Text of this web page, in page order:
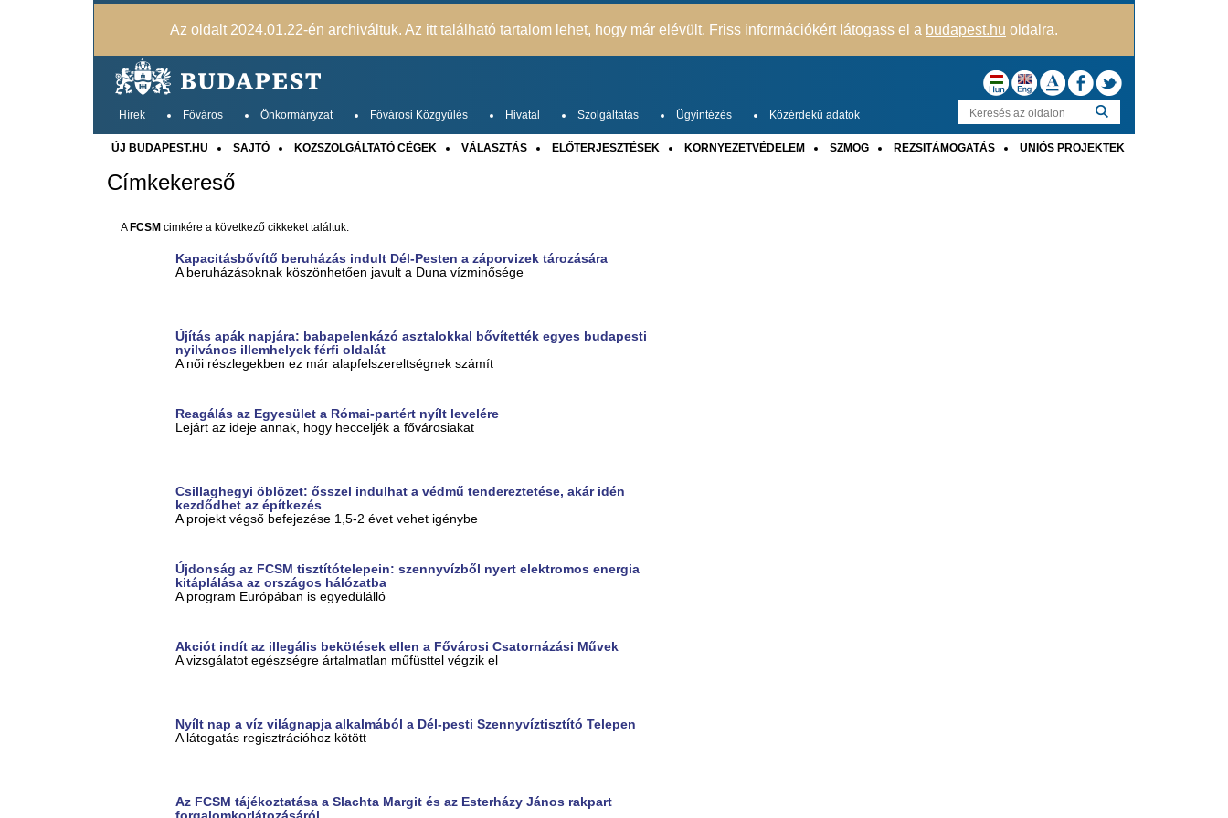
Az oldalt 2024.01.22-én archiváltuk. Az itt található tartalom lehet, hogy már elévült. Friss információkért látogass el a budapest.hu oldalra.
Hírek Főváros Önkormányzat Fővárosi Közgyűlés Hivatal Szolgáltatás Ügyintézés Közérdekű adatok
ÚJ BUDAPEST.HU SAJTÓ KÖZSZOLGÁLTATÓ CÉGEK VÁLASZTÁS ELŐTERJESZTÉSEK KÖRNYEZETVÉDELEM SZMOG REZSITÁMOGATÁS UNIÓS PROJEKTEK
Címkekereső
A FCSM cimkére a következő cikkeket találtuk:
Kapacitásbővítő beruházás indult Dél-Pesten a záporvizek tározására
A beruházásoknak köszönhetően javult a Duna vízminősége
Újítás apák napjára: babapelenkázó asztalokkal bővítették egyes budapesti
nyilvános illemhelyek férfi oldalát
A női részlegekben ez már alapfelszereltségnek számít
Reagálás az Egyesület a Római-partért nyílt levelére
Lejárt az ideje annak, hogy hecceljék a fővárosiakat
Csillaghegyi öblözet: ősszel indulhat a védmű tendereztetése, akár idén
kezdődhet az építkezés
A projekt végső befejezése 1,5-2 évet vehet igénybe
Újdonság az FCSM tisztítótelepein: szennyvízből nyert elektromos energia
kitáplálása az országos hálózatba
A program Európában is egyedülálló
Akciót indít az illegális bekötések ellen a Fővárosi Csatornázási Művek
A vizsgálatot egészségre ártalmatlan műfüsttel végzik el
Nyílt nap a víz világnapja alkalmából a Dél-pesti Szennyvíztisztító Telepen
A látogatás regisztrációhoz kötött
Az FCSM tájékoztatása a Slachta Margit és az Esterházy János rakpart